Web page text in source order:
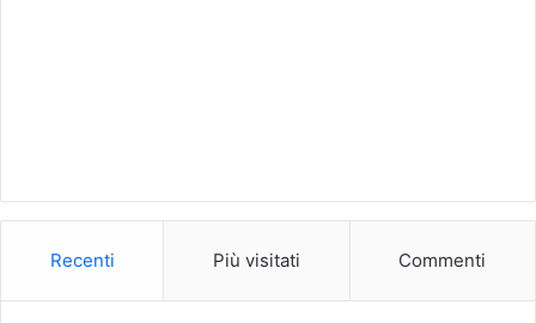
Recenti Più visitati Commenti